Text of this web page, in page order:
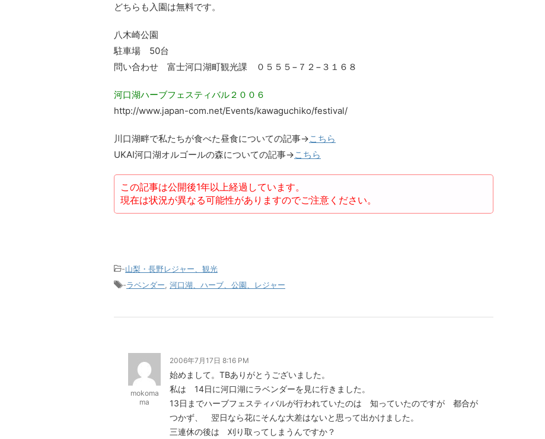
どちらも入園は無料です。
八木崎公園
駐車場 50台
問い合わせ 富士河口湖町観光課 ０５５５−７２−３１６８
河口湖ハーブフェスティバル２００６
http://www.japan-com.net/Events/kawaguchiko/festival/
川口湖畔で私たちが食べた昼食についての記事→こちら
UKAI河口湖オルゴールの森についての記事→こちら
この記事は公開後1年以上経過しています。
現在は状況が異なる可能性がありますのでご注意ください。
-山梨・長野レジャー、観光
-ラベンダー 河口湖、ハーブ、公園、レジャー
mokoma
ma
2006年7月17日 8:16 PM
始めまして。TBありがとうございました。
私は 14日に河口湖にラベンダーを見に行きました。
13日までハーブフェスティバルが行われていたのは 知っていたのですが 都合が
つかず、 翌日なら花にそんな大差はないと思って出かけました。
三連休の後は 刈り取ってしまうんですか？